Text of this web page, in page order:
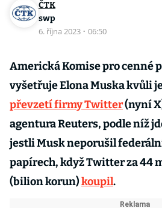
ČTK
swp
6. října 2023 · 06:50
Americká Komise pro cenné
vyšetřuje Elona Muska kvůli
převzetí firmy Twitter(nyní
agentura Reuters, podle níž
jestli Musk neporušil
papírech, když Twitter za 44
(bilion korun)koupil.